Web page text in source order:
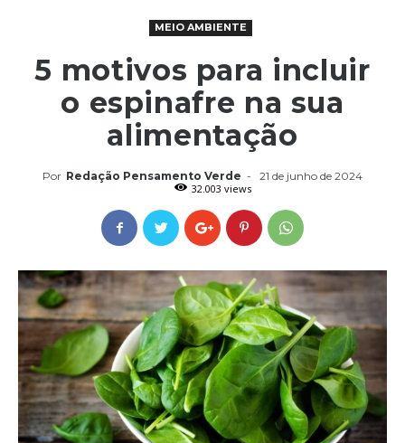
MEIO AMBIENTE
5 motivos para incluir
o espinafre na sua
alimentação
Por Redação Pensamento Verde -
21 de junho de 2024
32.003 views